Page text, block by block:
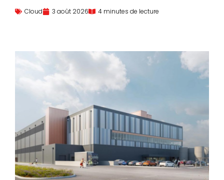
Cloud 3 août 2026 4 minutes de lecture